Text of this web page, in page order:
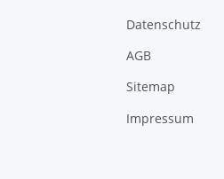
Datenschutz
AGB
Sitemap
Impressum